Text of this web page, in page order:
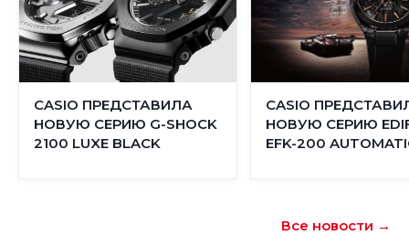
CASIO ПРЕДСТАВИЛА
НОВУЮ СЕРИЮ G-SHOCK
2100 LUXE BLACK
CASIO
НОВУЮ СЕРИЮ
EFK-200
Все новости →